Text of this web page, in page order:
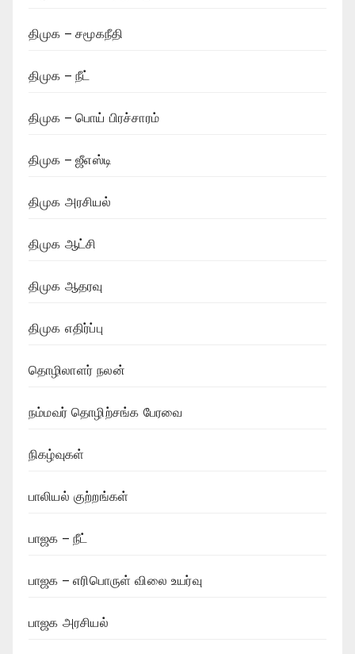
திமுக – சமூகநீதி
திமுக – நீட்
திமுக – பொய் பிரச்சாரம்
திமுக – ஜீஎஸ்டி
திமுக அரசியல்
திமுக ஆட்சி
திமுக ஆதரவு
திமுக எதிர்ப்பு
தொழிலாளர் நலன்
நம்மவர் தொழிற்சங்க பேரவை
நிகழ்வுகள்
பாலியல் குற்றங்கள்
பாஜக – நீட்
பாஜக – எரிபொருள் விலை உயர்வு
பாஜக அரசியல்